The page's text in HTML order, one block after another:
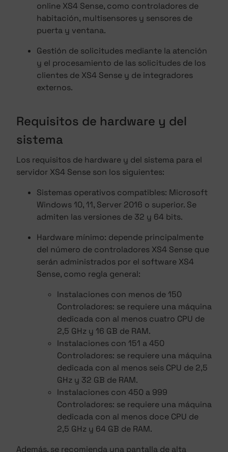
online XS4 Sense, como controladores de
habitación, multisensores y sensores de
puerta y ventana.
Gestión de solicitudes mediante la atención
y el procesamiento de las solicitudes de los
clientes de XS4 Sense y de integradores
externos.
Requisitos de hardware y del
sistema
Los requisitos de hardware y del sistema para el
servidor XS4 Sense son los siguientes:
Sistemas operativos compatibles: Microsoft
Windows 10, 11, Server 2016 o superior. Se
admiten las versiones de 32 y 64 bits.
Hardware mínimo: depende principalmente
del número de controladores XS4 Sense que
serán administrados por el software XS4
Sense, como regla general:
Instalaciones con menos de 150
Controladores: se requiere una máquina
dedicada con al menos cuatro CPU de
2,5 GHz y 16 GB de RAM.
Instalaciones con 151 a 450
Controladores: se requiere una máquina
dedicada con al menos seis CPU de 2,5
GHz y 32 GB de RAM.
Instalaciones con 450 a 999
Controladores: se requiere una máquina
dedicada con al menos doce CPU de
2,5 GHz y 64 GB de RAM.
Además, se recomienda una pantalla de alta